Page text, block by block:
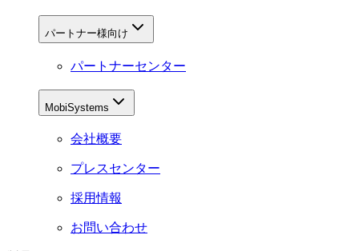
パートナー様向け
パートナーセンター
MobiSystems
会社概要
プレスセンター
採用情報
お問い合わせ